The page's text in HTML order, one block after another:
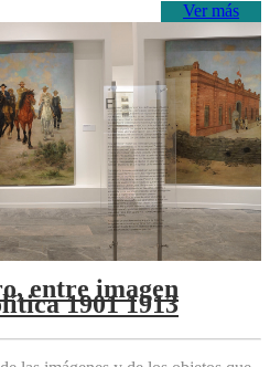
Ver más
entre imagen
1901 1913